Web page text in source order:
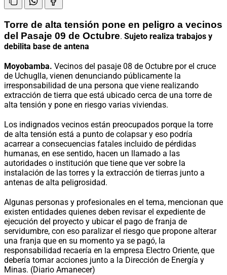
Torre de alta tensión pone en peligro a vecinos
del Pasaje 09 de Octubre. Sujeto realiza trabajos y
debilita base de antena
Moyobamba. Vecinos del pasaje 08 de Octubre por el cruce
de Uchuglla, vienen denunciando públicamente la
irresponsabilidad de una persona que viene realizando
extracción de tierra que está ubicado cerca de una torre de
alta tensión y pone en riesgo varias viviendas.
Los indignados vecinos están preocupados porque la torre
de alta tensión está a punto de colapsar y eso podría
acarrear a consecuencias fatales incluido de pérdidas
humanas, en ese sentido, hacen un llamado a las
autoridades o institución que tiene que ver sobre la
instalación de las torres y la extracción de tierras junto a
antenas de alta peligrosidad.
Algunas personas y profesionales en el tema, mencionan que
existen entidades quienes deben revisar el expediente de
ejecución del proyecto y ubicar el pago de franja de
servidumbre, con eso paralizar el riesgo que propone alterar
una franja que en su momento ya se pagó, la
responsabilidad recaería en la empresa Electro Oriente, que
debería tomar acciones junto a la Dirección de Energía y
Minas. (Diario Amanecer)